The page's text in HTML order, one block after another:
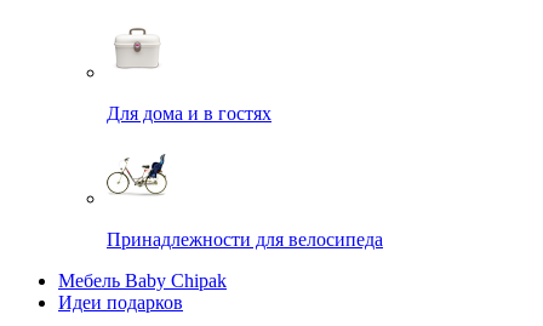
Для дома и в гостях
Принадлежности для велосипеда
Мебель Baby Chipak
Идеи подарков